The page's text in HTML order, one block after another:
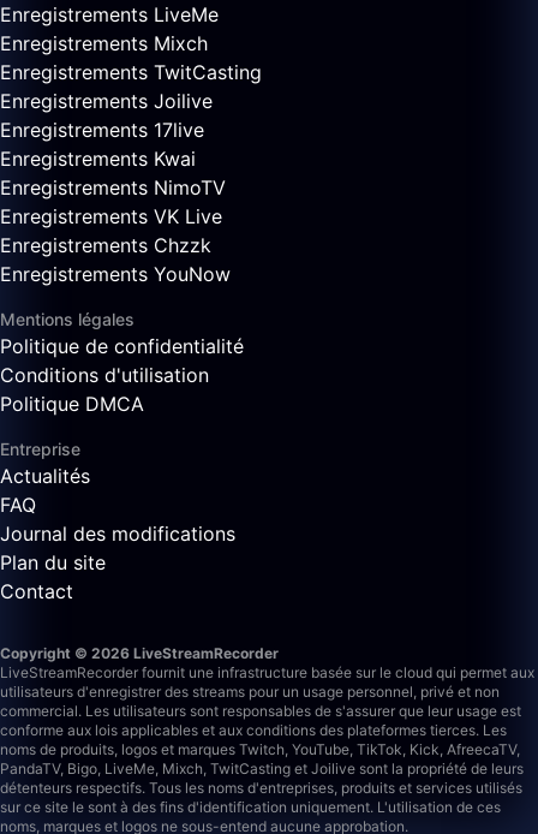
Enregistrements LiveMe
Enregistrements Mixch
Enregistrements TwitCasting
Enregistrements Joilive
Enregistrements 17live
Enregistrements Kwai
Enregistrements NimoTV
Enregistrements VK Live
Enregistrements Chzzk
Enregistrements YouNow
Mentions légales
Politique de confidentialité
Conditions d'utilisation
Politique DMCA
Entreprise
Actualités
FAQ
Journal des modifications
Plan du site
Contact
Copyright © 2026 LiveStreamRecorder
LiveStreamRecorder fournit une infrastructure basée sur le cloud qui permet aux
utilisateurs d'enregistrer des streams pour un usage personnel, privé et non
commercial. Les utilisateurs sont responsables de s'assurer que leur usage est
conforme aux lois applicables et aux conditions des plateformes tierces. Les
noms de produits, logos et marques Twitch, YouTube, TikTok, Kick, AfreecaTV,
PandaTV, Bigo, LiveMe, Mixch, TwitCasting et Joilive sont la propriété de leurs
détenteurs respectifs. Tous les noms d'entreprises, produits et services utilisés
sur ce site le sont à des fins d'identification uniquement. L'utilisation de ces
noms, marques et logos ne sous-entend aucune approbation.